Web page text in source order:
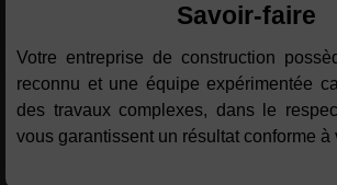
Savoir-faire
Votre entreprise de construction
reconnu et une équipe expérimentée
des travaux complexes, dans le
vous garantissent un résultat conforme à